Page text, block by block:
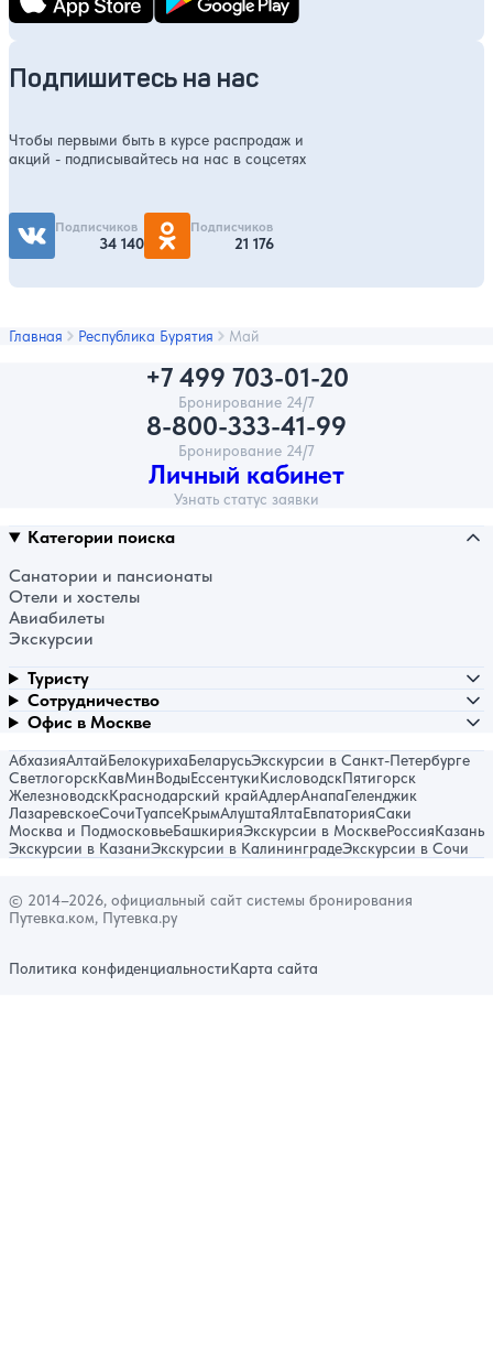
Подпишитесь на нас
Чтобы первыми быть в курсе распродаж и
акций - подписывайтесь на нас в соцсетях
Подписчиков
34 140
Подписчиков
21 176
Главная Республика Бурятия Май
+7 499 703-01-20
Бронирование 24/7
8-800-333-41-99
Бронирование 24/7
Личный кабинет
Узнать статус заявки
Категории поиска
Санатории и пансионаты
Отели и хостелы
Авиабилеты
Экскурсии
Туристу
Сотрудничество
Офис в Москве
АбхазияАлтайБелокурихаБеларусьЭкскурсии в Санкт-Петербурге
СветлогорскКавМинВодыЕссентукиКисловодскПятигорск
ЖелезноводскКраснодарский крайАдлерАнапаГеленджик
ЛазаревскоеСочиТуапсеКрымАлуштаЯлтаЕвпаторияСаки
Москва и ПодмосковьеБашкирияЭкскурсии в МосквеРоссияКазань
Экскурсии в КазаниЭкскурсии в КалининградеЭкскурсии в Сочи
© 2014–2026, официальный сайт системы бронирования
Путевка.ком, Путевка.ру
Политика конфиденциальностиКарта сайта